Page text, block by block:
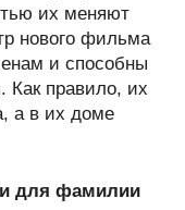
их меняют
нового фильма
и способны
Как правило, их
а в их доме
для фамилии